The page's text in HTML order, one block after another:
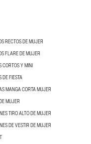
RECTOS DE MUJER
FLARE DE MUJER
CORTOS Y MINI
DE FIESTA
MANGA CORTA MUJER
MUJER
TIRO ALTO DE MUJER
DE VESTIR DE MUJER